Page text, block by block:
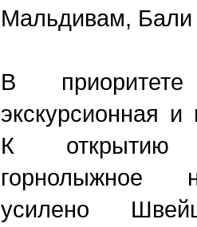
Мальдивам,
В
экскурсионная
К открытию
горнолыжное
усилено